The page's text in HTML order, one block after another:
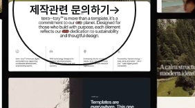
제작관련 문의하기